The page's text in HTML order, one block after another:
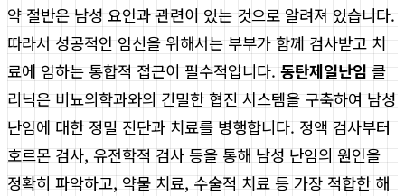
약 절반은 남성 요인과 관련이 있는 것으로 알려져 있습니다.
따라서 성공적인 임신을 위해서는 부부가 함께 검사받고 치
료에 임하는 통합적 접근이 필수적입니다. 동탄제일난임 클
리닉은 비뇨의학과와의 긴밀한 협진 시스템을 구축하여 남성
난임에 대한 정밀 진단과 치료를 병행합니다. 정액 검사부터
호르몬 검사, 유전학적 검사 등을 통해 남성 난임의 원인을
정확히 파악하고, 약물 치료, 수술적 치료 등 가장 적합한 해